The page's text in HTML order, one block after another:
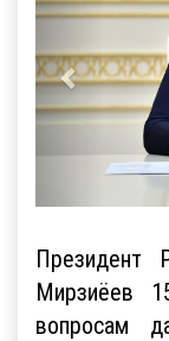
Президент
Мирзиёев
вопросам